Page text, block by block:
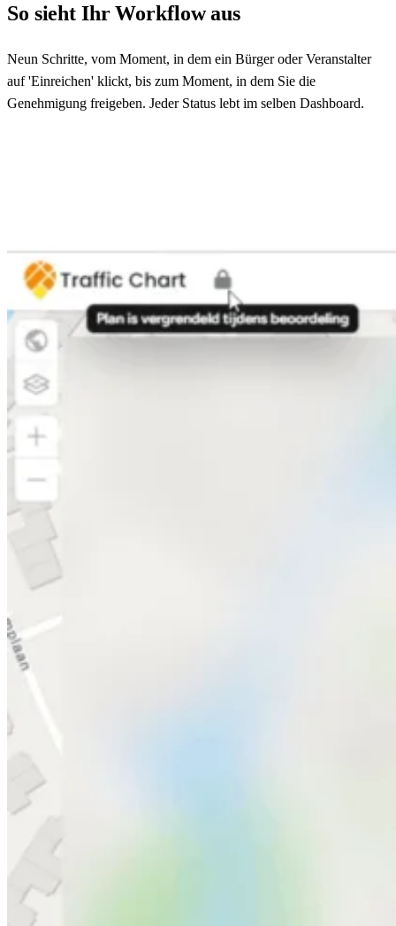
So sieht Ihr Workflow aus
Neun Schritte, vom Moment, in dem ein Bürger oder Veranstalter
auf 'Einreichen' klickt, bis zum Moment, in dem Sie die
Genehmigung freigeben. Jeder Status lebt im selben Dashboard.